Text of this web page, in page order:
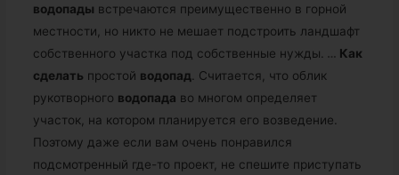
водопады встречаются преимущественно в горной
местности, но никто не мешает подстроить ландшафт
собственного участка под собственные нужды.
… Как
сделать простой водопад . Считается, что облик
рукотворного водопада во многом определяет
участок, на котором планируется его возведение.
Поэтому даже если вам очень понравился
подсмотренный где-то проект, не спешите приступать